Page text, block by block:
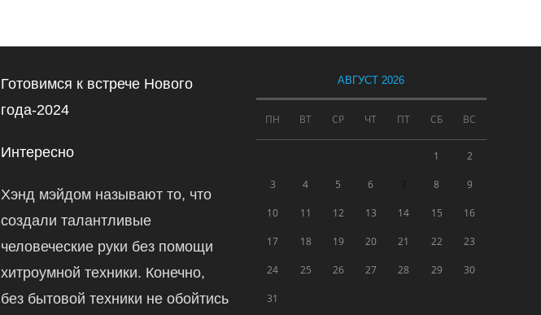
Готовимся к встрече Нового
года-2024
Интересно
Хэнд мэйдом называют то, что
создали талантливые
человеческие руки без помощи
хитроумной техники. Конечно,
без бытовой техники не обойтись
АВГУСТ 2026
ПН ВТ СР ЧТ ПТ СБ ВС
1 2
3 4 5 6 8 9
10 11 12 13 14 15 16
17 18 19 20 21 22 23
24 25 26 27 28 29 30
31